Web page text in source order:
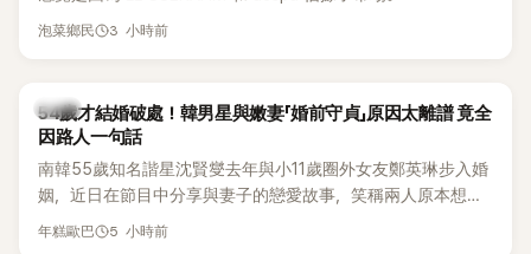
泡菜鄉民 3 小時前
韓星
54歲才結婚破處！韓男星與嫩妻「婚前守貞」原因太離譜 竟全
因路人一句話
南韓55歲知名諧星沈賢燮去年與小11歲圈外女友鄭英琳步入婚
姻，近日在節目中分享與妻子的戀愛故事，笑稱兩人原本想享
受兩人世界，沒想到站在飯店門口時竟被路人認出，還一路替
年糕歐巴 5 小時前